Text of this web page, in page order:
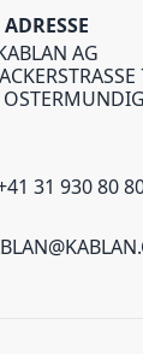
ADRESSE
AG
31 930 80